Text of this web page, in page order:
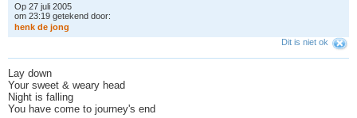
Op 27 juli 2005
om 23:19 getekend door:
henk de jong
Dit is niet ok
Lay down
Your sweet & weary head
Night is falling
You have come to journey's end